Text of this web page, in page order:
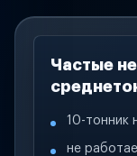
Частые
10-тонник
не